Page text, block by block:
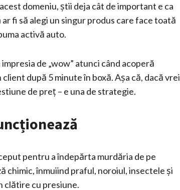
domeniu, știi deja cât de important e ca
fi să alegi un singur produs care face toată
activă auto.
de „wow” atunci când acoperă
după 5 minute în boxă. Așa că, dacă vrei
de preț – e una de strategie.
pentru a îndepărta murdăria de pe
chimic, înmuiind praful, noroiul, insectele și
clătire cu presiune.